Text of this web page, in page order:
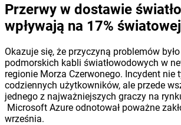
Przerwy w dostawie
wpływają na 17%
Okazuje się, że przyczyną problemów
podmorskich kabli światłowodowych w
regionie Morza Czerwonego. Incydent nie
codziennych użytkowników, ale przede
jednego z najważniejszych graczy na
Microsoft Azure odnotował poważne
września.